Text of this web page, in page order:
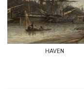
haven